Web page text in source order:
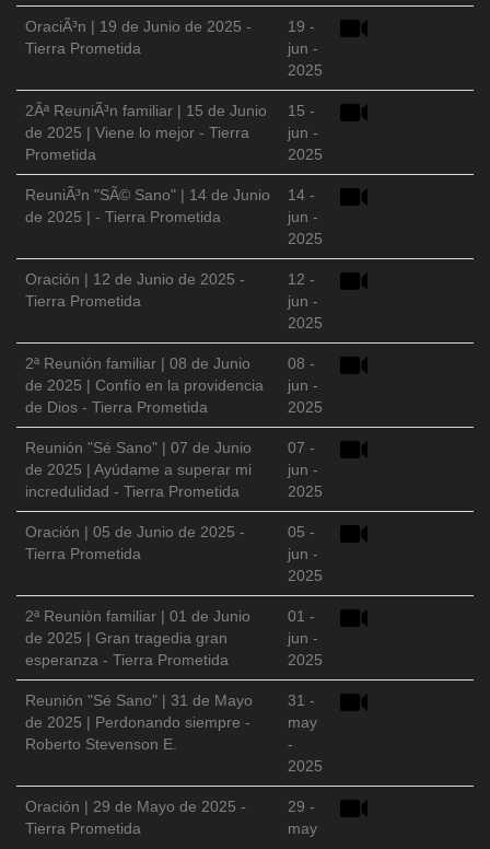
OraciÃ³n | 19 de Junio de 2025 -
Tierra Prometida
19 -
jun -
2025
2Âª ReuniÃ³n familiar | 15 de Junio
de 2025 | Viene lo mejor - Tierra
Prometida
15 -
jun -
2025
ReuniÃ³n "SÃ© Sano" | 14 de Junio
de 2025 | - Tierra Prometida
14 -
jun -
2025
Oración | 12 de Junio de 2025 -
Tierra Prometida
12 -
jun -
2025
2ª Reunión familiar | 08 de Junio
de 2025 | Confío en la providencia
de Dios - Tierra Prometida
08 -
jun -
2025
Reunión "Sé Sano" | 07 de Junio
de 2025 | Ayúdame a superar mi
incredulidad - Tierra Prometida
07 -
jun -
2025
Oración | 05 de Junio de 2025 -
Tierra Prometida
05 -
jun -
2025
2ª Reunión familiar | 01 de Junio
de 2025 | Gran tragedia gran
esperanza - Tierra Prometida
01 -
jun -
2025
Reunión "Sé Sano" | 31 de Mayo
de 2025 | Perdonando siempre -
Roberto Stevenson E.
31 -
may
-
2025
Oración | 29 de Mayo de 2025 -
Tierra Prometida
29 -
may